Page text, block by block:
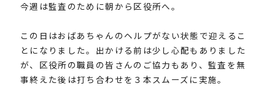
今週は監査のために朝から区役所へ。
この日はおばあちゃんのヘルプがない状態で迎えるこ
とになりました。出かける前は少し心配もありました
が、区役所の職員の皆さんのご協力もあり、監査を無
事終えた後は打ち合わせを３本スムーズに実施。